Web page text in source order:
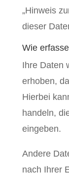
„Hinweis
dieser
Wie
Ihre Daten
erhoben,
Hierbei
handeln,
eingeben.
Andere
nach Ihrer